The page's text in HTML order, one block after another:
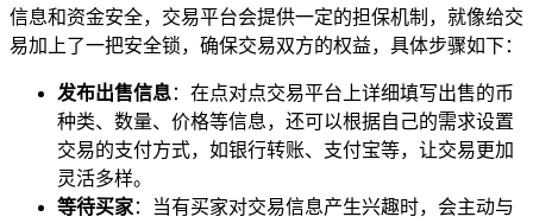
信息和资金安全，交易平台会提供一定的担保机制，就像给交
易加上了一把安全锁，确保交易双方的权益，具体步骤如下：
发布出售信息：在点对点交易平台上详细填写出售的币
种类、数量、价格等信息，还可以根据自己的需求设置
交易的支付方式，如银行转账、支付宝等，让交易更加
灵活多样。
等待买家：当有买家对交易信息产生兴趣时，会主动与